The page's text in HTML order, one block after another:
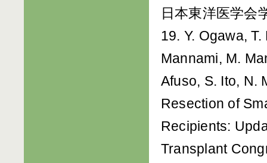
日本東洋医学
19. Y. Ogawa,
Mannami, M.
Afuso, S. Ito,
Resection of
Recipients:
Transplant